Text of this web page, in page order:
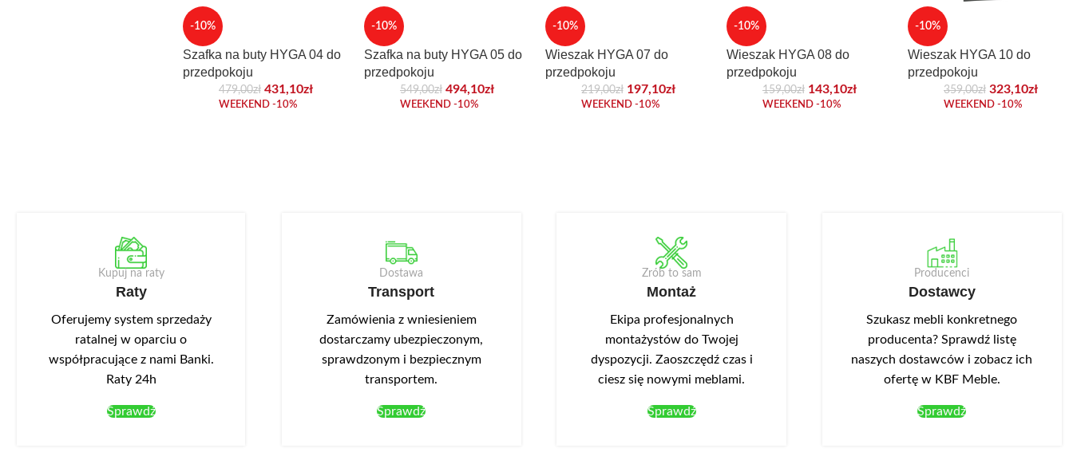
-10%
Szafka na buty HYGA 04 do
przedpokoju
479,00zł 431,10zł
WEEKEND -10%
-10%
Szafka na buty HYGA 05 do
przedpokoju
549,00zł 494,10zł
WEEKEND -10%
-10%
Wieszak HYGA 07 do
przedpokoju
219,00zł 197,10zł
WEEKEND -10%
-10%
Wieszak HYGA 08 do
przedpokoju
159,00zł 143,10zł
WEEKEND -10%
-10%
Wieszak HYGA 10 do
przedpokoju
359,00zł 323,10zł
WEEKEND -10%
Kupuj na raty
Raty
Oferujemy system sprzedaży
ratalnej w oparciu o
współpracujące z nami Banki.
Raty 24h
Sprawdź
Dostawa
Transport
Zamówienia z wniesieniem
dostarczamy ubezpieczonym,
sprawdzonym i bezpiecznym
transportem.
Sprawdź
Zrób to sam
Montaż
Ekipa profesjonalnych
montażystów do Twojej
dyspozycji. Zaoszczędź czas i
ciesz się nowymi meblami.
Sprawdź
Producenci
Dostawcy
Szukasz mebli konkretnego
producenta? Sprawdź listę
naszych dostawców i zobacz ich
ofertę w KBF Meble.
Sprawdź